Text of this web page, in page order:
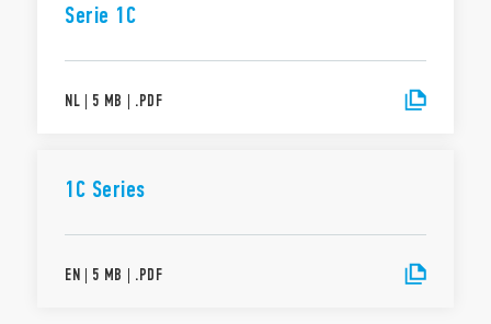
Serie 1C
NL | 5 MB | .PDF
1C Series
EN | 5 MB | .PDF